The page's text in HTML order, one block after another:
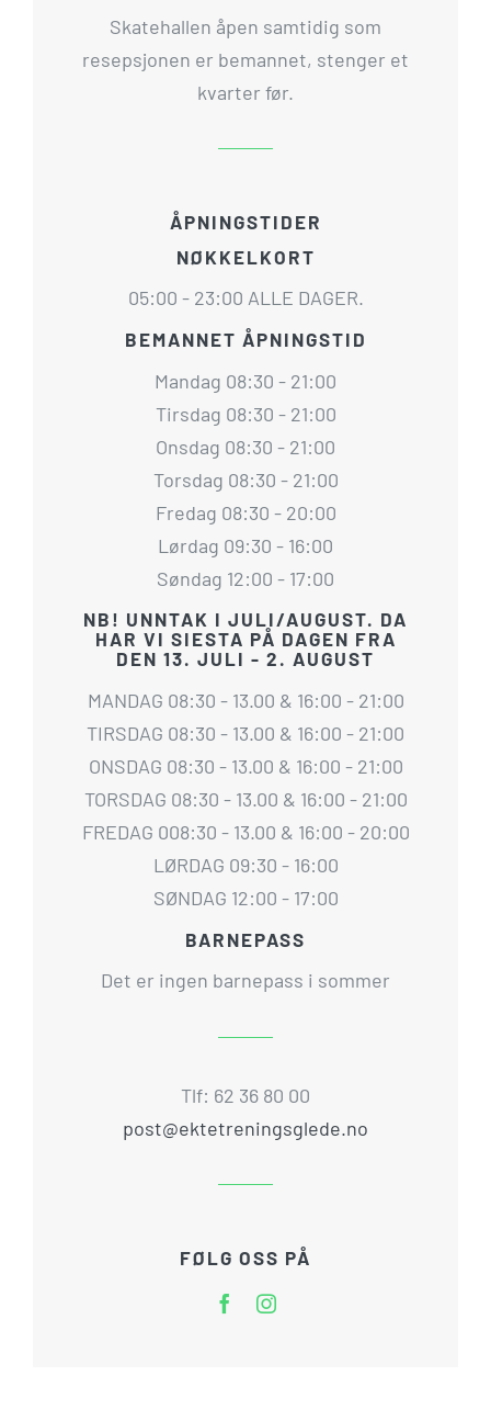
Skatehallen åpen samtidig som
resepsjonen er bemannet, stenger et
kvarter før.
ÅPNINGSTIDER
NØKKELKORT
05:00 - 23:00 ALLE DAGER.
BEMANNET ÅPNINGSTID
Mandag 08:30 - 21:00
Tirsdag 08:30 - 21:00
Onsdag 08:30 - 21:00
Torsdag 08:30 - 21:00
Fredag 08:30 - 20:00
Lørdag 09:30 - 16:00
Søndag 12:00 - 17:00
NB! UNNTAK I JULI/AUGUST. DA
HAR VI SIESTA PÅ DAGEN FRA
DEN 13. JULI - 2. AUGUST
MANDAG 08:30 - 13.00 & 16:00 - 21:00
TIRSDAG 08:30 - 13.00 & 16:00 - 21:00
ONSDAG 08:30 - 13.00 & 16:00 - 21:00
TORSDAG 08:30 - 13.00 & 16:00 - 21:00
FREDAG 008:30 - 13.00 & 16:00 - 20:00
LØRDAG 09:30 - 16:00
SØNDAG 12:00 - 17:00
BARNEPASS
Det er ingen barnepass i sommer
Tlf: 62 36 80 00
post@ektetreningsglede.no
FØLG OSS PÅ